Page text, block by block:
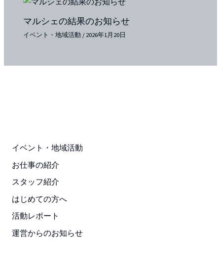
マルシェの結果のお知らせ
イベント・地域活動 /2026年1月20日
イベント・地域活動
お仕事の紹介
スタッフ紹介
はじめての方へ
活動レポート
運営からのお知らせ